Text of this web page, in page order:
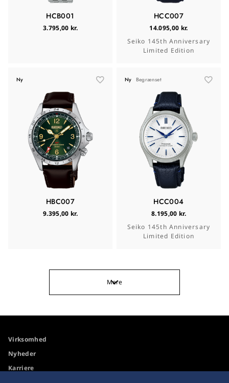
HCB001
3.795,00 kr.
HCC007
14.095,00 kr.
Seiko 145th Anniversary
Limited Edition
Ny
HBC007
9.395,00 kr.
Ny Begrænset
HCC004
8.195,00 kr.
Seiko 145th Anniversary
Limited Edition
Mere
Virksomhed
Nyheder
Karriere